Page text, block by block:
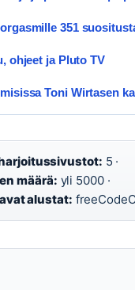
351
ohjeet ja Pluto TV
Toni Wirtasen
5 ·
määrä: yli 5000 ·
alustat: